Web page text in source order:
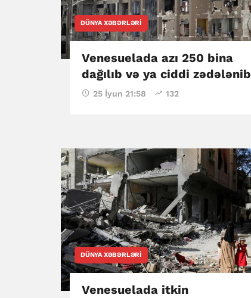
DÜNYA XƏBƏRLƏRI
Venesuelada azı 250 bina
dağılıb və ya ciddi zədələnib
25 İyun 21:58 132
DÜNYA XƏBƏRLƏRI
Venesuelada itkin